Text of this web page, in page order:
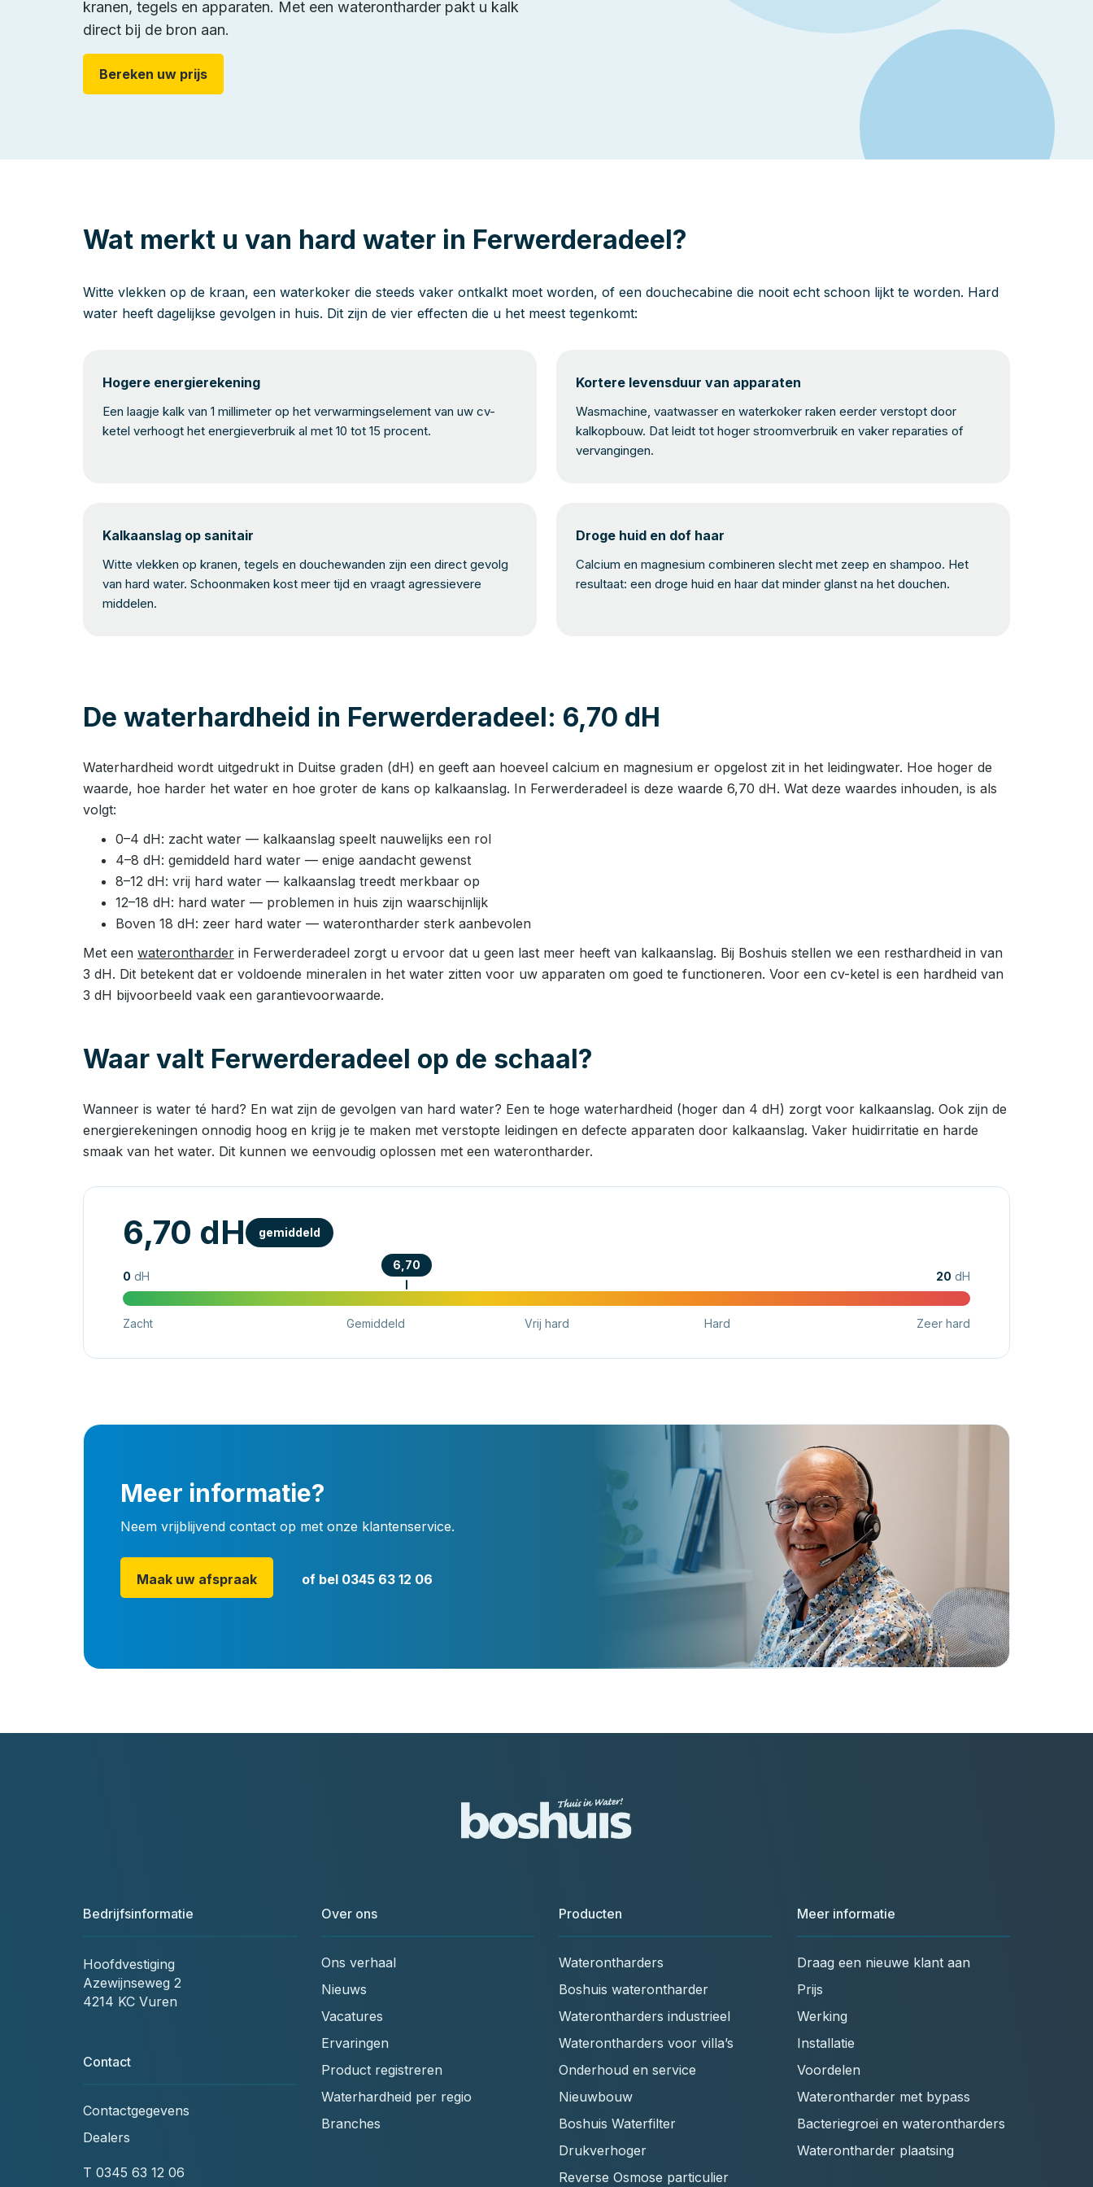
kranen, tegels en apparaten. Met een waterontharder pakt u kalk
direct bij de bron aan.
Bereken uw prijs
Wat merkt u van hard water in Ferwerderadeel?
Witte vlekken op de kraan, een waterkoker die steeds vaker ontkalkt moet worden, of een douchecabine die nooit echt schoon lijkt te worden. Hard
water heeft dagelijkse gevolgen in huis. Dit zijn de vier effecten die u het meest tegenkomt:
Hogere energierekening
Een laagje kalk van 1 millimeter op het verwarmingselement van uw cv-
ketel verhoogt het energieverbruik al met 10 tot 15 procent.
Kortere levensduur van apparaten
Wasmachine, vaatwasser en waterkoker raken eerder verstopt door
kalkopbouw. Dat leidt tot hoger stroomverbruik en vaker reparaties of
vervangingen.
Kalkaanslag op sanitair
Witte vlekken op kranen, tegels en douchewanden zijn een direct gevolg
van hard water. Schoonmaken kost meer tijd en vraagt agressievere
middelen.
Droge huid en dof haar
Calcium en magnesium combineren slecht met zeep en shampoo. Het
resultaat: een droge huid en haar dat minder glanst na het douchen.
De waterhardheid in Ferwerderadeel: 6,70 dH
Waterhardheid wordt uitgedrukt in Duitse graden (dH) en geeft aan hoeveel calcium en magnesium er opgelost zit in het leidingwater. Hoe hoger de
waarde, hoe harder het water en hoe groter de kans op kalkaanslag. In Ferwerderadeel is deze waarde 6,70 dH. Wat deze waardes inhouden, is als
volgt:
0–4 dH: zacht water — kalkaanslag speelt nauwelijks een rol
4–8 dH: gemiddeld hard water — enige aandacht gewenst
8–12 dH: vrij hard water — kalkaanslag treedt merkbaar op
12–18 dH: hard water — problemen in huis zijn waarschijnlijk
Boven 18 dH: zeer hard water — waterontharder sterk aanbevolen
Met een waterontharder in Ferwerderadeel zorgt u ervoor dat u geen last meer heeft van kalkaanslag. Bij Boshuis stellen we een resthardheid in van
3 dH. Dit betekent dat er voldoende mineralen in het water zitten voor uw apparaten om goed te functioneren. Voor een cv-ketel is een hardheid van
3 dH bijvoorbeeld vaak een garantievoorwaarde.
Waar valt Ferwerderadeel op de schaal?
Wanneer is water té hard? En wat zijn de gevolgen van hard water? Een te hoge waterhardheid (hoger dan 4 dH) zorgt voor kalkaanslag. Ook zijn de
energierekeningen onnodig hoog en krijg je te maken met verstopte leidingen en defecte apparaten door kalkaanslag. Vaker huidirritatie en harde
smaak van het water. Dit kunnen we eenvoudig oplossen met een waterontharder.
6,70 dH gemiddeld
0 dH 20 dH
6,70
Zacht Gemiddeld Vrij hard Hard Zeer hard
Meer informatie?
Neem vrijblijvend contact op met onze klantenservice.
Maak uw afspraak of bel 0345 63 12 06
Bedrijfsinformatie
Hoofdvestiging
Azewijnseweg 2
4214 KC Vuren
Contact
Contactgegevens
Dealers
T 0345 63 12 06
Over ons
Ons verhaal
Nieuws
Vacatures
Ervaringen
Product registreren
Waterhardheid per regio
Branches
Producten
Waterontharders
Boshuis waterontharder
Waterontharders industrieel
Waterontharders voor villa’s
Onderhoud en service
Nieuwbouw
Boshuis Waterfilter
Drukverhoger
Reverse Osmose particulier
Meer informatie
Draag een nieuwe klant aan
Prijs
Werking
Installatie
Voordelen
Waterontharder met bypass
Bacteriegroei en waterontharders
Waterontharder plaatsing